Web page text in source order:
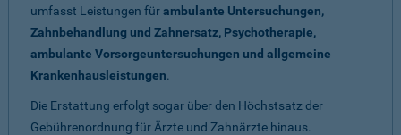
umfasst Leistungen fürambulante Untersuchungen,
Zahnbehandlung und Zahnersatz, Psychotherapie,
ambulante Vorsorgeuntersuchungen und allgemeine
Krankenhausleistungen.
Die Erstattung erfolgt sogar über den Höchstsatz der
Gebührenordnung für Ärzte und Zahnärzte hinaus.